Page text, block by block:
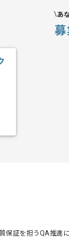
あ
保証を担うQA推進